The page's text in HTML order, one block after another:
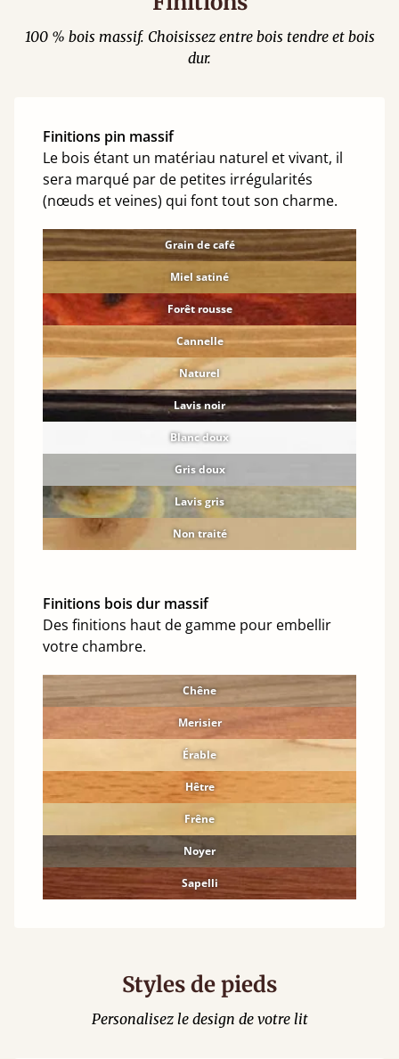
100 % bois massif. Choisissez entre bois tendre et bois
dur.
Finitions pin massif
Le bois étant un matériau naturel et vivant, il
sera marqué par de petites irrégularités
(nœuds et veines) qui font tout son charme.
Grain de café
Miel satiné
Forêt rousse
Cannelle
Naturel
Lavis noir
Blanc doux
Gris doux
Lavis gris
Non traité
Finitions bois dur massif
Des finitions haut de gamme pour embellir
votre chambre.
Chêne
Merisier
Érable
Hêtre
Frêne
Noyer
Sapelli
Styles de pieds
Personalisez le design de votre lit